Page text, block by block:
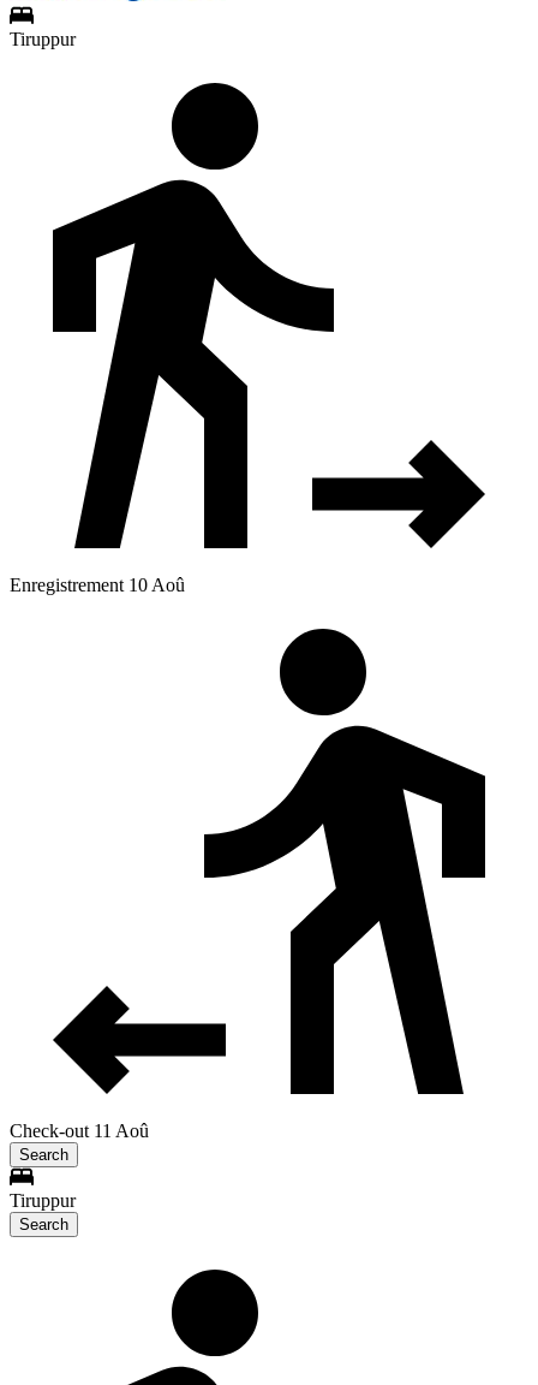
Tiruppur
Enregistrement 10 Aoû
Check-out 11 Aoû
Search
Tiruppur
Search